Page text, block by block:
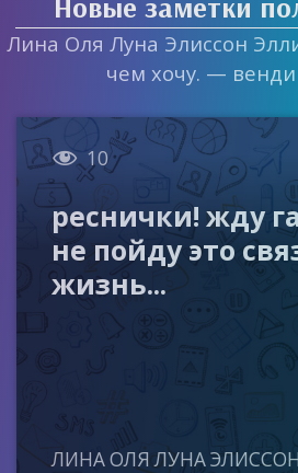
Лина Оля Луна Элиссон
чем хочу. —
 10
реснички! жду
не пойду это
жизнь...
ЛИНА ОЛЯ ЛУНА